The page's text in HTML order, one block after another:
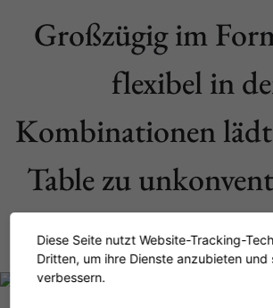
Großzügig im
flexibel in
Kombinationen
Table zu
Raumlösungen ein.
Diese Seite nutzt Website-Tracking-
Dritten, um ihre Dienste anzubieten und
verbessern.